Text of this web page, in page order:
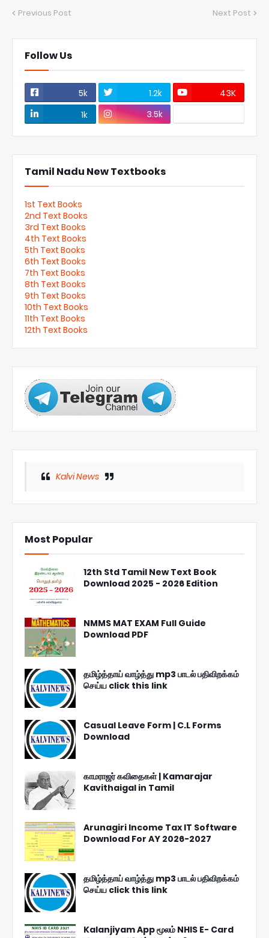
Previous Post Next Post
Follow Us
5k 1.2k
43K
1k
3.5k
Tamil Nadu New Textbooks
1st Text Books
2nd Text Books
3rd Text Books
4th Text Books
5th Text Books
6th Text Books
7th Text Books
8th Text Books
9th Text Books
10th Text Books
11th Text Books
12th Text Books
Kalvi News
Most Popular
12th Std Tamil New Text Book
Download 2025 - 2026 Edition
NMMS MAT EXAM Full Guide
Download PDF
தமிழ்த்தாய் வாழ்த்து mp3 பாடல் பதிவிறக்கம்
செய்ய click this link
Casual Leave Form | C.L Forms
Download
காமராஜர் கவிதைகள் | Kamarajar
Kavithaigal in Tamil
Arunagiri Income Tax IT Software
Download For AY 2026-2027
தமிழ்த்தாய் வாழ்த்து mp3 பாடல் பதிவிறக்கம்
செய்ய click this link
Kalanjiyam App மூலம் NHIS E- Card